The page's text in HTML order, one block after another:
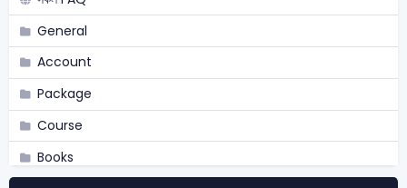
General
Account
Package
Course
Books